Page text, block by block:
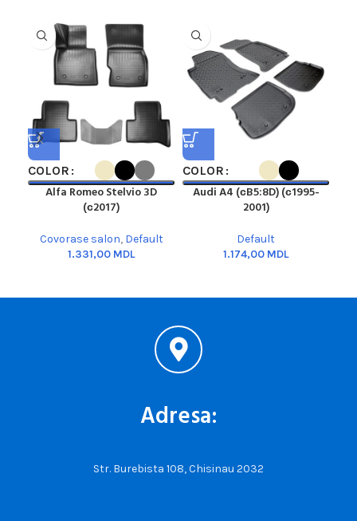
COLOR
Alfa Romeo Stelvio 3D
(с2017)
Covorase salon, Default
MDL
COLOR
Audi A4 (сB5:8D) (с1995-
2001)
Default
MDL
Adresa:
Str. Burebista 108, Chisinau 2032